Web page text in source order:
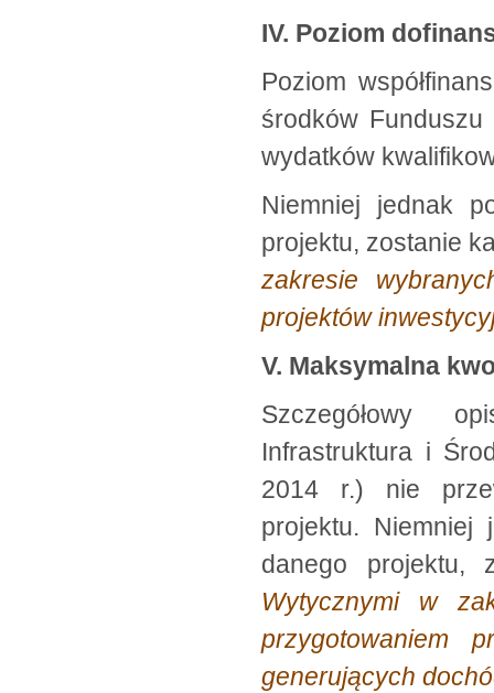
IV. Poziom
Poziom
środków
wydatków
Niemniej jednak
projektu, zostanie
zakresie
projektów
V. Maksymalna
Szczegółowy
Infrastruktura i
2014 r.) nie
projektu. Niemniej
danego projektu,
Wytycznymi w
przygotowaniem
generujących